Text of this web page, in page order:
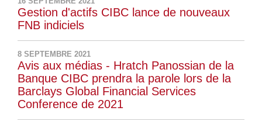
Gestion d'actifs CIBC lance de nouveaux
FNB indiciels
8 SEPTEMBRE 2021
Avis aux médias - Hratch Panossian de la
Banque CIBC prendra la parole lors de la
Barclays Global Financial Services
Conference de 2021